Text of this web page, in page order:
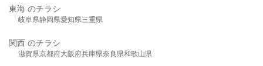
東海 のチラシ
岐阜県静岡県愛知県三重県
関西 のチラシ
滋賀県京都府大阪府兵庫県奈良県和歌山県